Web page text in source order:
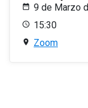
9 de Marzo
15:30
Zoom